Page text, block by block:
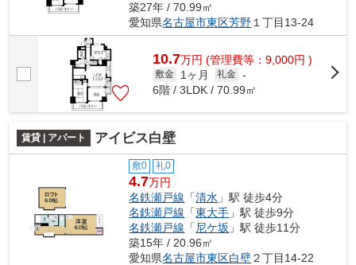
築27年 / 70.99㎡
愛知県名古屋市東区芳野 １丁目13-24
10.7万円 (管理費等：9,000円 )
敷金 1ヶ月 礼金 -
6階 / 3LDK / 70.99㎡
賃貸 | アパート アイビス白壁
敷0 礼0
4.7万円
名鉄瀬戸線 「清水 」駅 徒歩4分
名鉄瀬戸線 「東大手 」駅 徒歩9分
名鉄瀬戸線 「 尼ケ坂 」駅 徒歩11分
築15年 / 20.96㎡
愛知県名古屋市東区白壁２丁目14-22